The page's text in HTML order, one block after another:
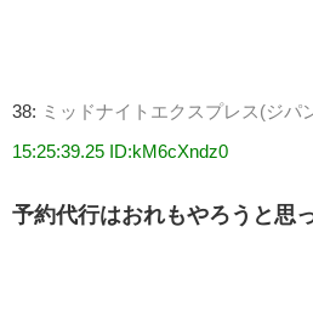
38: ミッドナイトエクスプレス(ジパ
15:25:39.25 ID:kM6cXndz0
予約代行はおれもやろうと思